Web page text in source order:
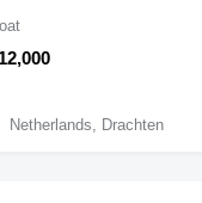
Netherlands, Drachten